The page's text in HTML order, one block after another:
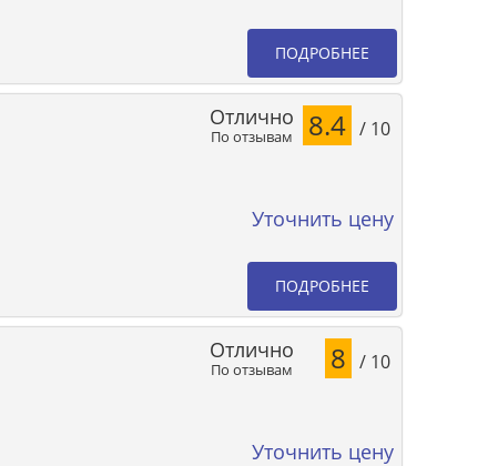
ПОДРОБНЕЕ
По отзывам
Отлично 8.4 / 10
Уточнить цену
ПОДРОБНЕЕ
По отзывам
Отлично 8 / 10
Уточнить цену